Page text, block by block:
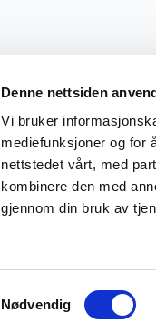
Denne nettsiden
Vi bruker
mediefunksjoner og for
nettstedet vårt, med
kombinere den med
gjennom din bruk av
Samtykkevalg
Nødvendig